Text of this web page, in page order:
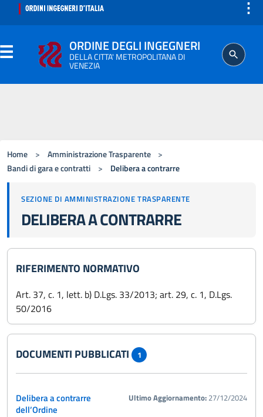
⋮
ORDINE DEGLI INGEGNERI
DELLA CITTA' METROPOLITANA DI
VENEZIA
ISCRITTO
PROFESSIONE
Home > Amministrazione Trasparente
>
Bandi di gara e contratti
> Delibera a contrarre
SEZIONE DI AMMINISTRAZIONE TRASPARENTE
DELIBERA A CONTRARRE
RIFERIMENTO NORMATIVO
Art. 37, c. 1, lett. b) D.Lgs. 33/2013; art. 29, c. 1, D.Lgs.
50/2016
DOCUMENTI PUBBLICATI 1
Delibera a contrarre
dell’Ordine
Ultimo Aggiornamento: 27/12/2024